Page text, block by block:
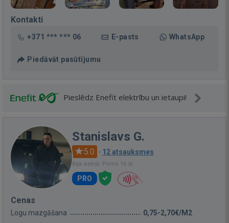
Kontakti
+371 *** *** 06 E-pasts WhatsApp
Piedāvāt pasūtījumu
Pieslēdz Enefit elektrību un ietaupi!
Stanislavs G.
5.0 · 12 atsauksmes
Bija vietnē: Pirms 16 st.
PRO
Cenas
Logu mazgāšana 0,75-2,70€/M2